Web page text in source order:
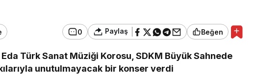
0 Paylaş Beğen
Türk Sanat Müziği Korosu, SDKM Büyük Sahnede
unutulmayacak bir konser verdi
mercan
Güncel
Cumhurbaşkanı